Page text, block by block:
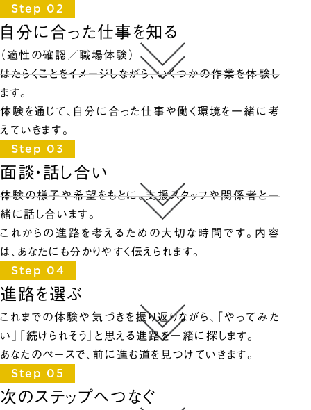
Step 02
自分に合った仕事を知る
（適性の確認／職場体験）
はたらくことをイメージしながら、いくつかの作業を体験し
ます。
体験を通じて、自分に合った仕事や働く環境を一緒に考
えていきます。
Step 03
面談・話し合い
体験の様子や希望をもとに、支援スタッフや関係者と一
緒に話し合います。
これからの進路を考えるための大切な時間です。内容
は、あなたにも分かりやすく伝えられます。
Step 04
進路を選ぶ
これまでの体験や気づきを振り返りながら、「やってみた
い」「続けられそう」と思える進路を一緒に探します。
あなたのペースで、前に進む道を見つけていきます。
Step 05
次のステップへつなぐ